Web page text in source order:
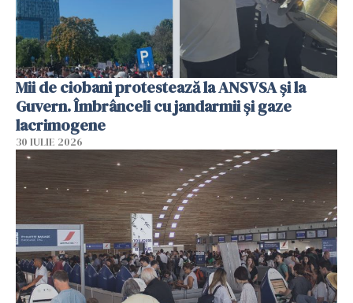
Mii de ciobani protestează la ANSVSA și la
Guvern. Îmbrânceli cu jandarmii și gaze
lacrimogene
30 IULIE 2026